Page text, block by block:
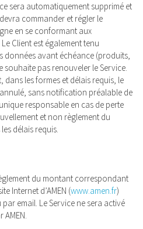
sera automatiquement supprimé et
commander et régler le
en se conformant aux
Client est également tenu
données avant échéance (produits,
souhaite pas renouveler le Service.
dans les formes et délais requis, le
sans notification préalable de
responsable en cas de perte
et non règlement du
délais requis.
du montant correspondant
Internet d’AMEN (www.amen.fr)
email. Le Service ne sera activé
AMEN.